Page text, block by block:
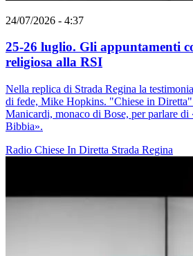
24/07/2026 - 4:37
25-26 luglio. Gli appuntamenti
religiosa alla RSI
Nella replica di Strada Regina la
di fede, Mike Hopkins. "Chiese in
Manicardi, monaco di Bose, per parlare di
Bibbia».
Radio Chiese In Diretta Strada Regina